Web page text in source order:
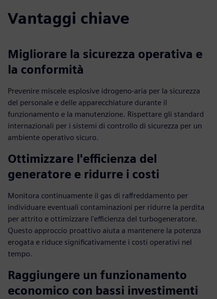
Vantaggi chiave
Migliorare la sicurezza operativa e
la conformità
Prevenire miscele esplosive idrogeno-aria per la sicurezza
del personale e delle apparecchiature durante il
funzionamento e la manutenzione. Rispettare gli standard
internazionali per i sistemi di controllo di sicurezza per un
ambiente operativo sicuro.
Ottimizzare l'efficienza del
generatore e ridurre i costi
Monitora continuamente il gas di raffreddamento per
individuare eventuali contaminazioni per ridurre la perdita
per attrito e ottimizzare l'efficienza del turbogeneratore.
Questo approccio proattivo aiuta a mantenere la potenza
erogata e riduce significativamente i costi operativi nel
tempo.
Raggiungere un funzionamento
economico con bassi investimenti